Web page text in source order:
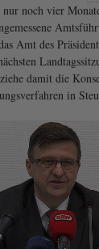
nur noch vier
Amt des
damit die
in